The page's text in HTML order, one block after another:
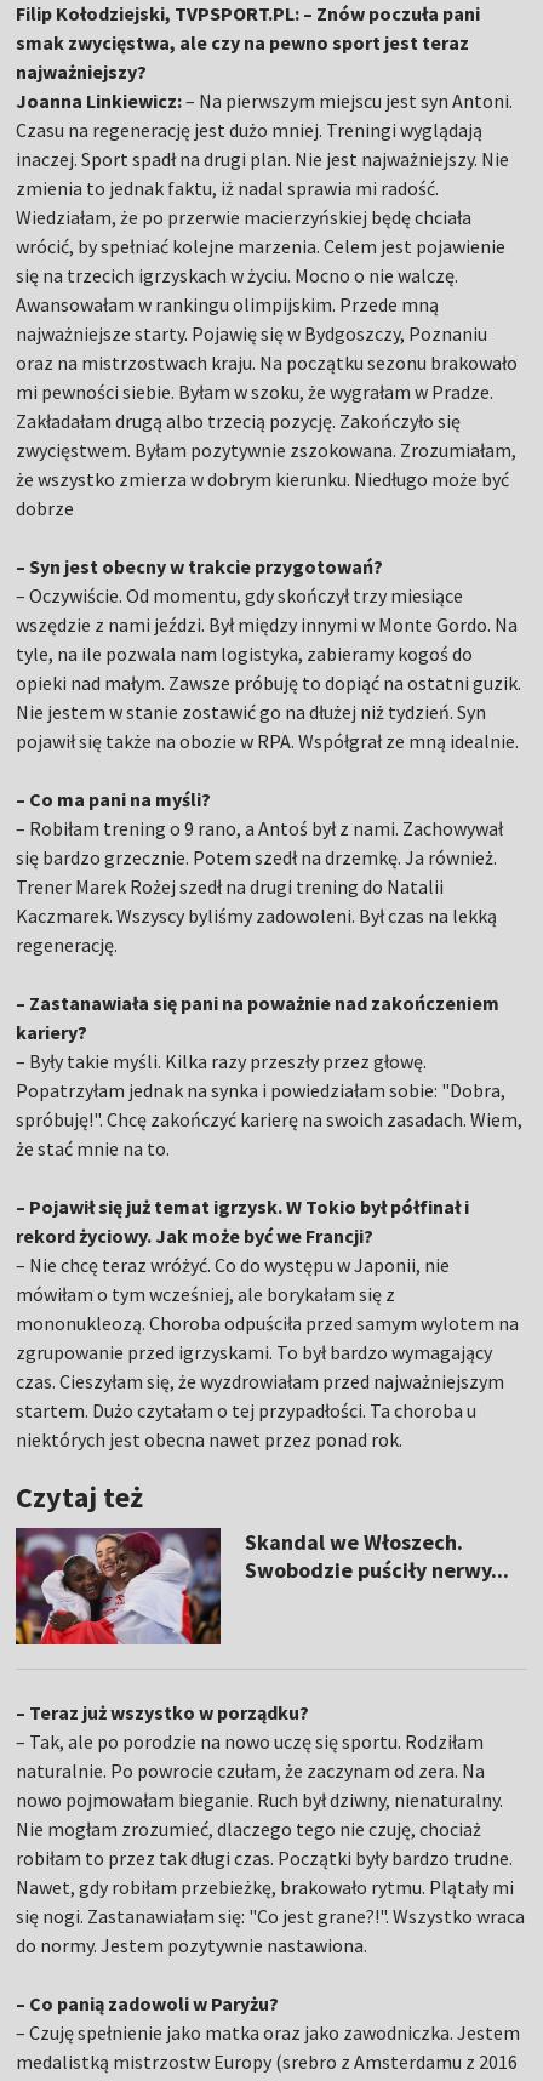
Filip Kołodziejski, TVPSPORT.PL: – Znów poczuła pani
smak zwycięstwa, ale czy na pewno sport jest teraz
najważniejszy?
Joanna Linkiewicz:– Na pierwszym miejscu jest syn Antoni.
Czasu na regenerację jest dużo mniej. Treningi wyglądają
inaczej. Sport spadł na drugi plan. Nie jest najważniejszy. Nie
zmienia to jednak faktu, iż nadal sprawia mi radość.
Wiedziałam, że po przerwie macierzyńskiej będę chciała
wrócić, by spełniać kolejne marzenia. Celem jest pojawienie
się na trzecich igrzyskach w życiu. Mocno o nie walczę.
Awansowałam w rankingu olimpijskim. Przede mną
najważniejsze starty. Pojawię się w Bydgoszczy, Poznaniu
oraz na mistrzostwach kraju. Na początku sezonu brakowało
mi pewności siebie. Byłam w szoku, że wygrałam w Pradze.
Zakładałam drugą albo trzecią pozycję. Zakończyło się
zwycięstwem. Byłam pozytywnie zszokowana. Zrozumiałam,
że wszystko zmierza w dobrym kierunku. Niedługo może być
dobrze
– Syn jest obecny w trakcie przygotowań?
– Oczywiście. Od momentu, gdy skończył trzy miesiące
wszędzie z nami jeździ. Był między innymi w Monte Gordo. Na
tyle, na ile pozwala nam logistyka, zabieramy kogoś do
opieki nad małym. Zawsze próbuję to dopiąć na ostatni guzik.
Nie jestem w stanie zostawić go na dłużej niż tydzień. Syn
pojawił się także na obozie w RPA. Współgrał ze mną idealnie.
– Co ma pani na myśli?
– Robiłam trening o 9 rano, a Antoś był z nami. Zachowywał
się bardzo grzecznie. Potem szedł na drzemkę. Ja również.
Trener Marek Rożej szedł na drugi trening do Natalii
Kaczmarek. Wszyscy byliśmy zadowoleni. Był czas na lekką
regenerację.
– Zastanawiała się pani na poważnie nad zakończeniem
kariery?
– Były takie myśli. Kilka razy przeszły przez głowę.
Popatrzyłam jednak na synka i powiedziałam sobie: "Dobra,
spróbuję!". Chcę zakończyć karierę na swoich zasadach. Wiem,
że stać mnie na to.
– Pojawił się już temat igrzysk. W Tokio był półfinał i
rekord życiowy. Jak może być we Francji?
– Nie chcę teraz wróżyć. Co do występu w Japonii, nie
mówiłam o tym wcześniej, ale borykałam się z
mononukleozą. Choroba odpuściła przed samym wylotem na
zgrupowanie przed igrzyskami. To był bardzo wymagający
czas. Cieszyłam się, że wyzdrowiałam przed najważniejszym
startem. Dużo czytałam o tej przypadłości. Ta choroba u
niektórych jest obecna nawet przez ponad rok.
Czytaj też
Skandal we Włoszech.
Swobodzie puściły nerwy...
– Teraz już wszystko w porządku?
– Tak, ale po porodzie na nowo uczę się sportu. Rodziłam
naturalnie. Po powrocie czułam, że zaczynam od zera. Na
nowo pojmowałam bieganie. Ruch był dziwny, nienaturalny.
Nie mogłam zrozumieć, dlaczego tego nie czuję, chociaż
robiłam to przez tak długi czas. Początki były bardzo trudne.
Nawet, gdy robiłam przebieżkę, brakowało rytmu. Plątały mi
się nogi. Zastanawiałam się: "Co jest grane?!". Wszystko wraca
do normy. Jestem pozytywnie nastawiona.
– Co panią zadowoli w Paryżu?
– Czuję spełnienie jako matka oraz jako zawodniczka. Jestem
medalistką mistrzostw Europy (srebro z Amsterdamu z 2016